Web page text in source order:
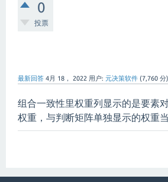
0
投票
最新回答 4月 18， 2022 用户: 元决策软件 (7,760 分)
组合一致性里权重列显示的是要素
权重，与判断矩阵单独显示的权重当